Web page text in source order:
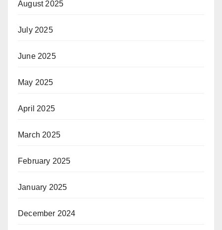
August 2025
July 2025
June 2025
May 2025
April 2025
March 2025
February 2025
January 2025
December 2024